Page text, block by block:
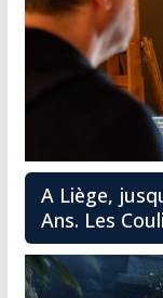
A Liège,
Ans. Les